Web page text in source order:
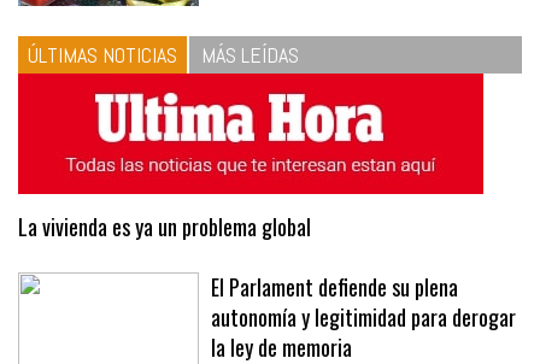
ÚLTIMAS NOTICIAS MÁS LEÍDAS
La vivienda es ya un problema global
El Parlament defiende su plena
autonomía y legitimidad para derogar
la ley de memoria